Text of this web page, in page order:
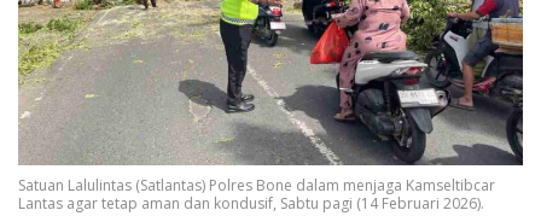
Satuan Lalulintas (Satlantas) Polres Bone dalam menjaga Kamseltibcar
Lantas agar tetap aman dan kondusif, Sabtu pagi (14 Februari 2026).